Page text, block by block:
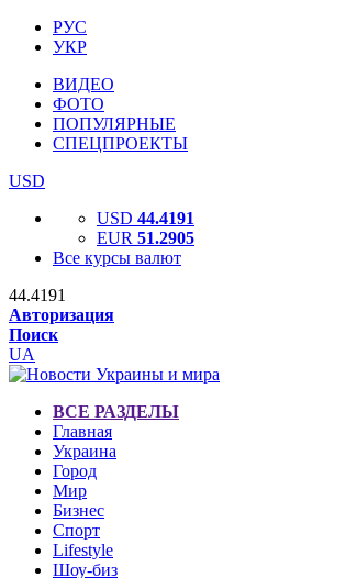
РУС
УКР
ВИДЕО
ФОТО
ПОПУЛЯРНЫЕ
СПЕЦПРОЕКТЫ
USD
USD 44.4191
EUR 51.2905
Все курсы валют
44.4191
Авторизация
Поиск
UA
ВСЕ РАЗДЕЛЫ
Главная
Украина
Город
Мир
Бизнес
Спорт
Lifestyle
Шоу-биз